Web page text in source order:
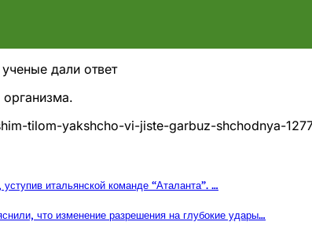
дали ответ
tilom-yakshcho-vi-jiste-garbuz-shchodnya-
итальянской команде “Аталанта”. …
что изменение разрешения на глубокие удары…